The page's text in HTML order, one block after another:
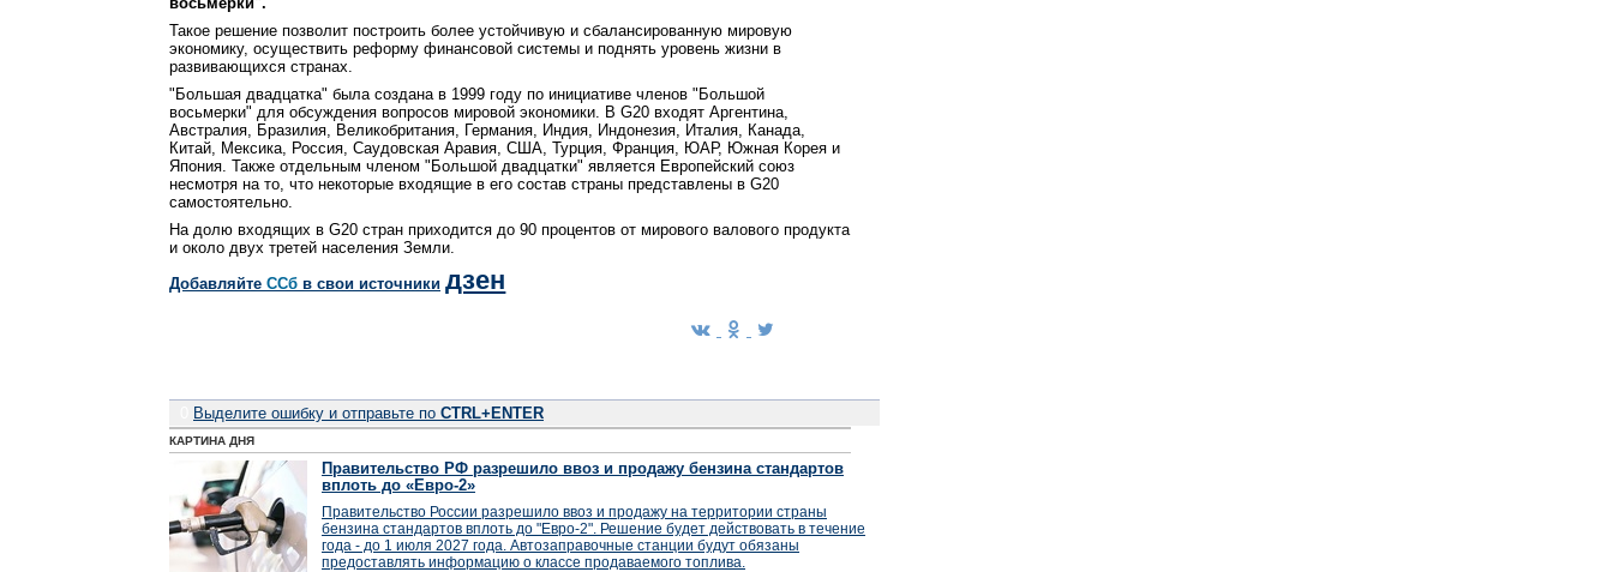
Такое решение позволит построить более устойчивую и сбалансированную мировую
экономику, осуществить реформу финансовой системы и поднять уровень жизни в
развивающихся странах.
"Большая двадцатка" была создана в 1999 году по инициативе членов "Большой
восьмерки" для обсуждения вопросов мировой экономики. В G20 входят Аргентина,
Австралия, Бразилия, Великобритания, Германия, Индия, Индонезия, Италия, Канада,
Китай, Мексика, Россия, Саудовская Аравия, США, Турция, Франция, ЮАР, Южная Корея и
Япония. Также отдельным членом "Большой двадцатки" является Европейский союз
несмотря на то, что некоторые входящие в его состав страны представлены в G20
самостоятельно.
На долю входящих в G20 стран приходится до 90 процентов от мирового валового продукта
и около двух третей населения Земли.
Добавляйте CСб в свои источники дзен
Выделите ошибку и отправьте по CTRL+ENTER
КАРТИНА ДНЯ
Правительство РФ разрешило ввоз и продажу бензина стандартов
вплоть до «Евро-2»
Правительство России разрешило ввоз и продажу на территории страны
бензина стандартов вплоть до "Евро-2". Решение будет действовать в течение
года - до 1 июля 2027 года. Автозаправочные станции будут обязаны
предоставлять информацию о классе продаваемого топлива.